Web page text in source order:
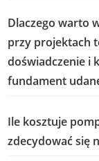
Dlaczego warto
przy projektach
doświadczenie i
fundament
Ile kosztuje
zdecydować się